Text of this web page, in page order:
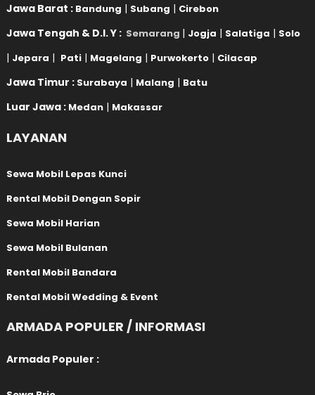
Jawa Barat : Bandung | Subang | Cirebon
Jawa Tengah & D.I. Y : Semarang | Jogja | Salatiga | Solo
| Jepara | Pati | Magelang | Purwokerto | Cilacap
Jawa Timur : Surabaya | Malang | Batu
Luar Jawa : Medan | Makassar
LAYANAN
Sewa Mobil Lepas Kunci
Rental Mobil Dengan Sopir
Sewa Mobil Harian
Sewa Mobil Bulanan
Rental Mobil Bandara
Rental Mobil Wedding & Event
ARMADA POPULER / INFORMASI
Armada Populer :